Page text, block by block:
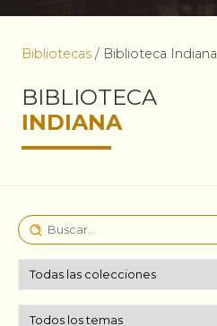
Bibliotecas / Biblioteca Indiana
BIBLIOTECA
INDIANA